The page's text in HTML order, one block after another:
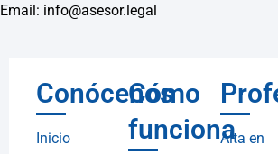
Email: info@asesor.legal
Conócenos
Inicio
Cómo
funcionaAlta en